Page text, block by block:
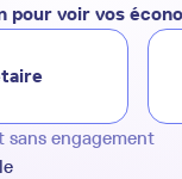
voir vos
sans engagement